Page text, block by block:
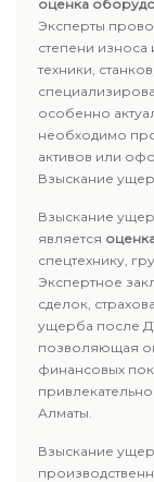
оценка
Эксперты
степени
техники,
особенно
необходимо
активов или
Взыскание
Взыскание
является
спецтехнику,
Экспертное
сделок,
ущерба после
позволяющая
финансовых
Алматы.
Взыскание